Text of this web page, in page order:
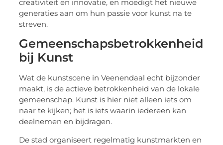
creativiteit en innovatie, en moedigt het nieuwe
generaties aan om hun passie voor kunst na te
streven.
Gemeenschapsbetrokkenheid
bij Kunst
Wat de kunstscene in Veenendaal echt bijzonder
maakt, is de actieve betrokkenheid van de lokale
gemeenschap. Kunst is hier niet alleen iets om
naar te kijken; het is iets waarin iedereen kan
deelnemen en bijdragen.
De stad organiseert regelmatig kunstmarkten en